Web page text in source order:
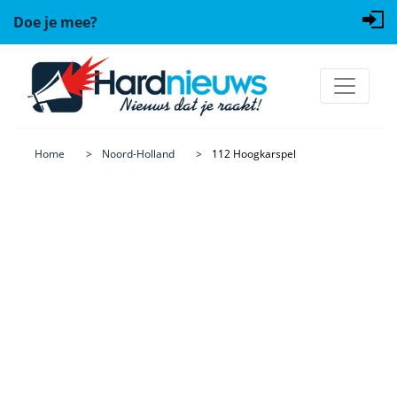
Doe je mee?
Home Noord-Holland 112 Hoogkarspel